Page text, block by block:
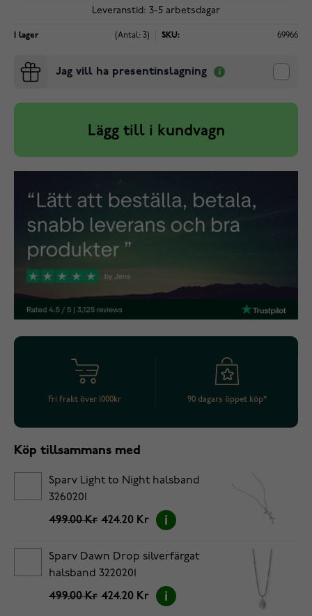
Leveranstid: 3-5 arbetsdagar
I lager (Antal: 3) SKU: 69966
Jag vill ha presentinslagning
Lägg till i kundvagn
Fri frakt över 1000kr 90 dagars öppet köp*
Köp tillsammans med
Sparv Light to Night halsband
3260201
499.00 Kr 424.20 Kr
Sparv Dawn Drop silverfärgat
halsband 3220201
499.00 Kr 424.20 Kr